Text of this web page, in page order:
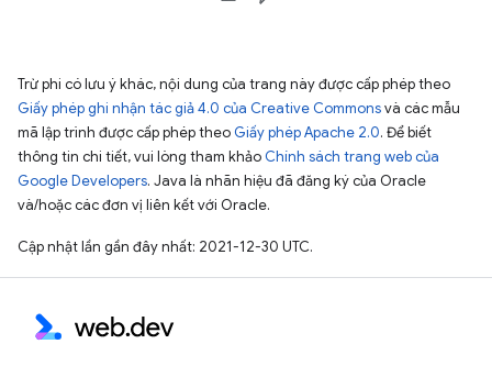
Trừ phi có lưu ý khác, nội dung của trang này được cấp phép theo
Giấy phép ghi nhận tác giả 4.0 của Creative Commonsvà các mẫu
mã lập trình được cấp phép theo Giấy phép Apache 2.0. Để biết
thông tin chi tiết, vui lòng tham khảo Chính sách trang web của
Google Developers. Java là nhãn hiệu đã đăng ký của Oracle
và/hoặc các đơn vị liên kết với Oracle.
Cập nhật lần gần đây nhất: 2021-12-30 UTC.